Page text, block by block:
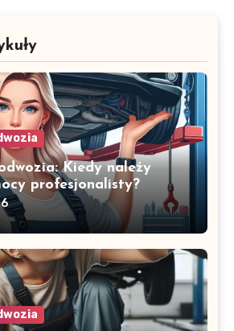
Kiedy należy
profesjonalisty?